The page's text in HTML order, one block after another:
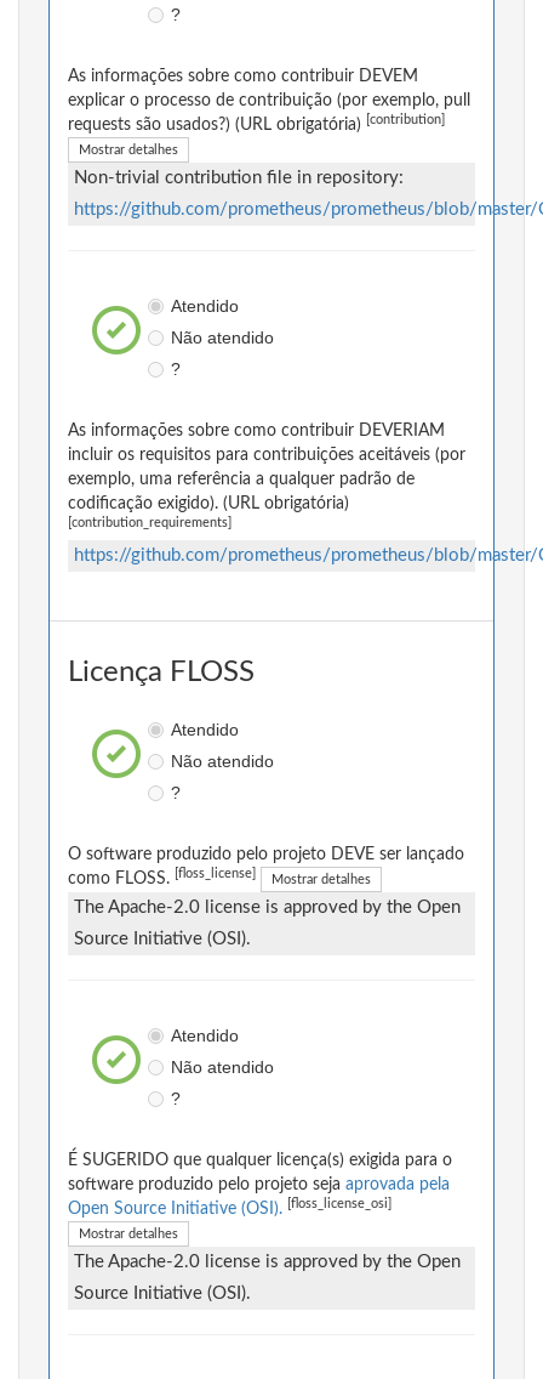
?
As informações sobre como contribuir DEVEM
explicar o processo de contribuição (por exemplo, pull
requests são usados?) (URL obrigatória)
[contribution]
Mostrar detalhes
Non-trivial contribution file in repository:
https://github.com/prometheus/prometheus/blob/master/
Atendido
Não atendido
?
As informações sobre como contribuir DEVERIAM
incluir os requisitos para contribuições aceitáveis (por
exemplo, uma referência a qualquer padrão de
codificação exigido). (URL obrigatória)
[contribution_requirements]
https://github.com/prometheus/prometheus/blob/master/
Licença FLOSS
Atendido
Não atendido
?
O software produzido pelo projeto DEVE ser lançado
como FLOSS.
[floss_license] Mostrar detalhes
The Apache-2.0 license is approved by the Open
Source Initiative (OSI).
Atendido
Não atendido
?
É SUGERIDO que qualquer licença(s) exigida para o
software produzido pelo projeto seja aprovada pela
Open Source Initiative (OSI).
[floss_license_osi]
Mostrar detalhes
The Apache-2.0 license is approved by the Open
Source Initiative (OSI).